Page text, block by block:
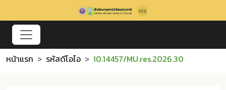
หน้าแรก รหัสดีโอไอ 10.14457/MU.res.2026.30